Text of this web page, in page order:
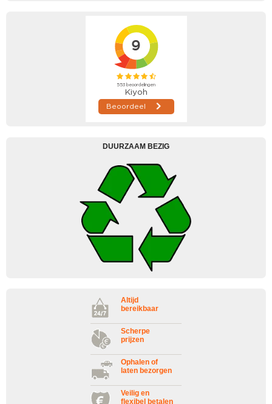
DUURZAAM BEZIG
Altijd
bereikbaar
Scherpe
prijzen
Ophalen of
laten bezorgen
Veilig en
flexibel betalen